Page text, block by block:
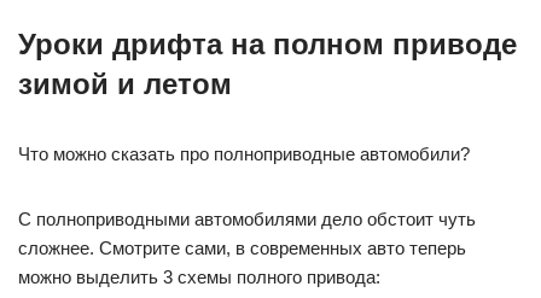
Уроки дрифта на полном приводе
зимой и летом
Что можно сказать про полноприводные автомобили?
С полноприводными автомобилями дело обстоит чуть
сложнее. Смотрите сами, в современных авто теперь
можно выделить 3 схемы полного привода: